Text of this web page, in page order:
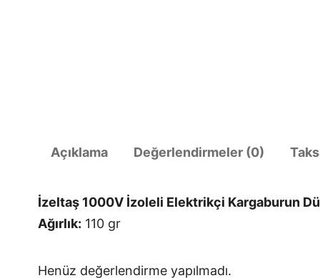
Açıklama Değerlendirmeler (0)
İzeltaş 1000V İzoleli Elektrikçi Kargaburun
Ağırlık: 110 gr
Henüz değerlendirme yapılmadı.